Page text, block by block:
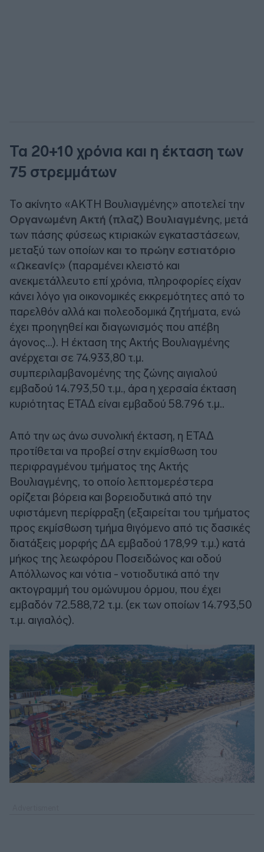
Τα 20+10 χρόνια και η έκταση των
75 στρεμμάτων
Το ακίνητο «ΑΚΤΗ Βουλιαγμένης» αποτελεί την
Οργανωμένη Ακτή (πλαζ) Βουλιαγμένης, μετά
των πάσης φύσεως κτιριακών εγκαταστάσεων,
μεταξύ των οποίων και το πρώην εστιατόριο
«Ωκεανίς» (παραμένει κλειστό και
ανεκμετάλλευτο επί χρόνια, πληροφορίες είχαν
κάνει λόγο για οικονομικές εκκρεμότητες από το
παρελθόν αλλά και πολεοδομικά ζητήματα, ενώ
έχει προηγηθεί και διαγωνισμός που απέβη
άγονος…). H έκταση της Ακτής Βουλιαγμένης
ανέρχεται σε 74.933,80 τ.μ.
συμπεριλαμβανομένης της ζώνης αιγιαλού
εμβαδού 14.793,50 τ.μ., άρα η χερσαία έκταση
κυριότητας ΕΤΑΔ είναι εμβαδού 58.796 τ.μ..
Από την ως άνω συνολική έκταση, η ΕΤΑΔ
προτίθεται να προβεί στην εκμίσθωση του
περιφραγμένου τμήματος της Ακτής
Βουλιαγμένης, το οποίο λεπτομερέστερα
ορίζεται βόρεια και βορειοδυτικά από την
υφιστάμενη περίφραξη (εξαιρείται του τμήματος
προς εκμίσθωση τμήμα θιγόμενο από τις δασικές
διατάξεις μορφής ΔΑ εμβαδού 178,99 τ.μ.) κατά
μήκος της λεωφόρου Ποσειδώνος και οδού
Απόλλωνος και νότια - νοτιοδυτικά από την
ακτογραμμή του ομώνυμου όρμου, που έχει
εμβαδόν 72.588,72 τ.μ. (εκ των οποίων 14.793,50
τ.μ. αιγιαλός).